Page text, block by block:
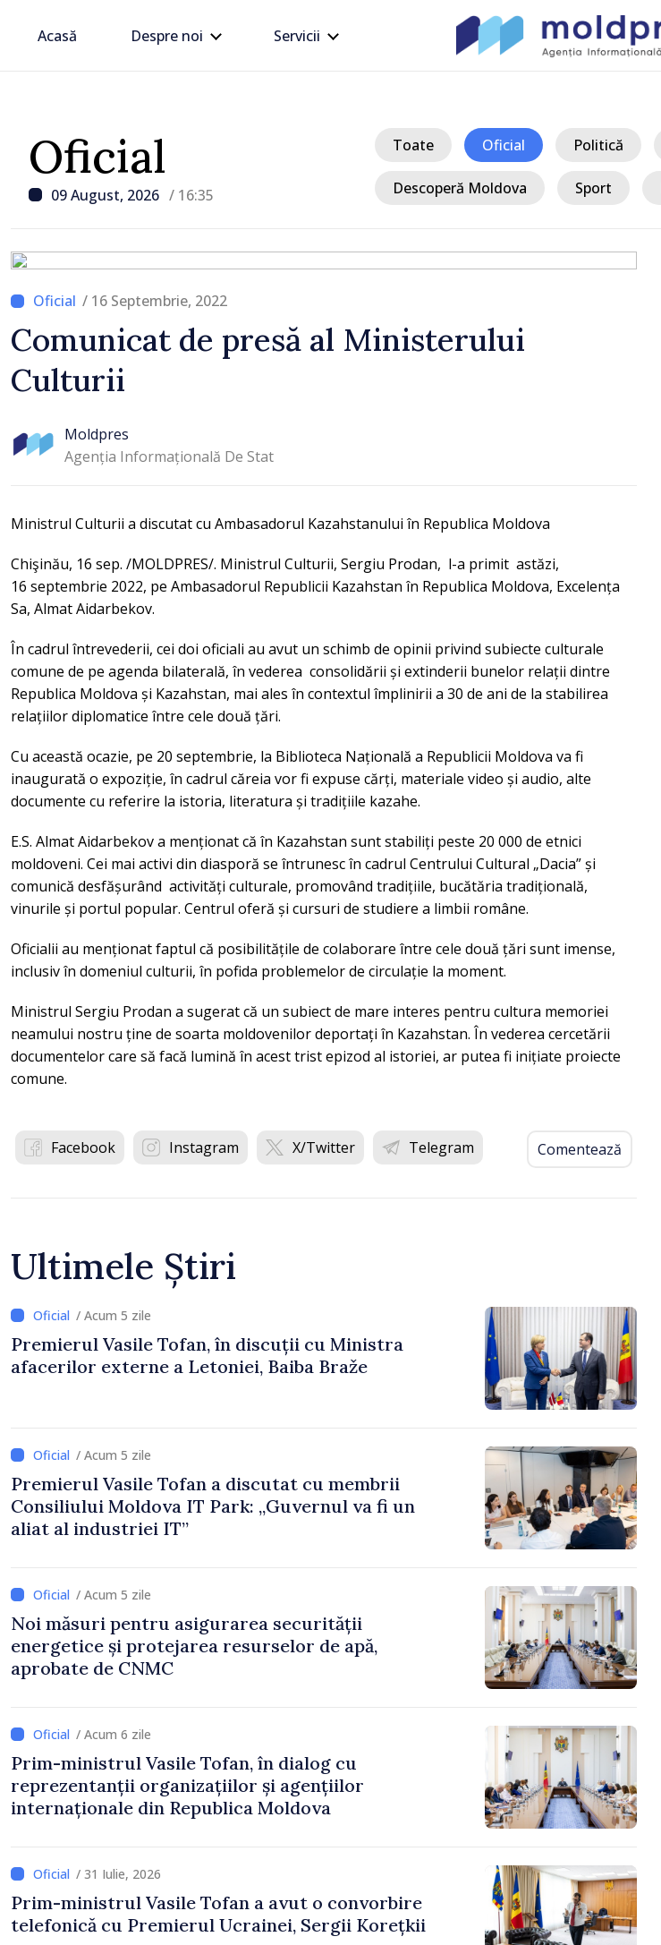
Acasă Despre noi Servicii
Oficial
09 August, 2026 / 16:35
Toate Oficial Politică
Descoperă Moldova Sport
/ 16 Septembrie, 2022
Comunicat de presă al Ministerului
Culturii
Moldpres
Agenția Informațională De Stat
Ministrul Culturii a discutat cu Ambasadorul Kazahstanului în Republica Moldova
Chişinău, 16 sep. /MOLDPRES/. Ministrul Culturii, Sergiu Prodan, l-a primit astăzi,
16 septembrie 2022, pe Ambasadorul Republicii Kazahstan în Republica Moldova, Excelența
Sa, Almat Aidarbekov.
În cadrul întrevederii, cei doi oficiali au avut un schimb de opinii privind subiecte culturale
comune de pe agenda bilaterală, în vederea consolidării și extinderii bunelor relații dintre
Republica Moldova și Kazahstan, mai ales în contextul împlinirii a 30 de ani de la stabilirea
relațiilor diplomatice între cele două țări.
Cu această ocazie, pe 20 septembrie, la Biblioteca Națională a Republicii Moldova va fi
inaugurată o expoziție, în cadrul căreia vor fi expuse cărți, materiale video și audio, alte
documente cu referire la istoria, literatura și tradițiile kazahe.
E.S. Almat Aidarbekov a menționat că în Kazahstan sunt stabiliți peste 20 000 de etnici
moldoveni. Cei mai activi din diasporă se întrunesc în cadrul Centrului Cultural „Dacia” și
comunică desfășurând activități culturale, promovând tradițiile, bucătăria tradițională,
vinurile și portul popular. Centrul oferă și cursuri de studiere a limbii române.
Oficialii au menționat faptul că posibilitățile de colaborare între cele două țări sunt imense,
inclusiv în domeniul culturii, în pofida problemelor de circulație la moment.
Ministrul Sergiu Prodan a sugerat că un subiect de mare interes pentru cultura memoriei
neamului nostru ține de soarta moldovenilor deportați în Kazahstan. În vederea cercetării
documentelor care să facă lumină în acest trist epizod al istoriei, ar putea fi inițiate proiecte
comune.
Facebook Instagram X/Twitter Telegram Comentează
Ultimele Știri
/ Acum 5 zile
Premierul Vasile Tofan, în discuții cu Ministra
afacerilor externe a Letoniei, Baiba Braže
/ Acum 5 zile
Premierul Vasile Tofan a discutat cu membrii
Consiliului Moldova IT Park: „Guvernul va fi un
aliat al industriei IT”
/ Acum 5 zile
Noi măsuri pentru asigurarea securității
energetice și protejarea resurselor de apă,
aprobate de CNMC
/ Acum 6 zile
Prim-ministrul Vasile Tofan, în dialog cu
reprezentanții organizațiilor și agențiilor
internaționale din Republica Moldova
/ 31 Iulie, 2026
Prim-ministrul Vasile Tofan a avut o convorbire
telefonică cu Premierul Ucrainei, Sergii Korețkii
/ Acum 1 oră
Trafic intens la postul vamal Otaci-